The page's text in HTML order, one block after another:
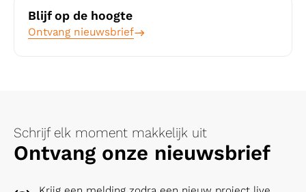
Blijf op de hoogte
Ontvang nieuwsbrief
Schrijf elk moment makkelijk uit
Ontvang onze nieuwsbrief